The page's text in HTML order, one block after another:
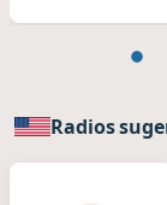
Radios